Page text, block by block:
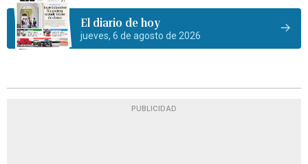
El diario de hoy
jueves, 6 de agosto de 2026
PUBLICIDAD